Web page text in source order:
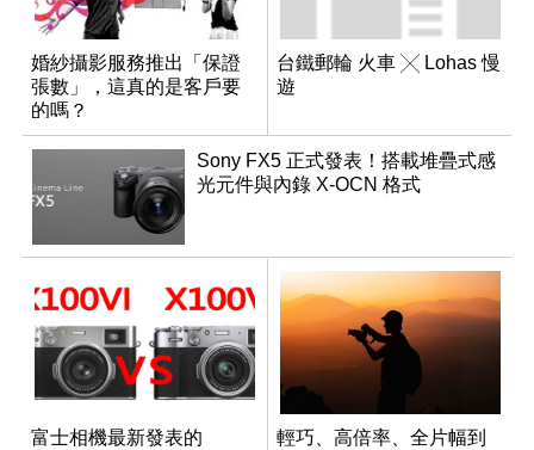
婚紗攝影服務推出「保證
張數」，這真的是客戶要
的嗎？
台鐵郵輪 火車 ╳ Lohas 慢
遊
Sony FX5 正式發表！搭載堆疊式感
光元件與內錄 X-OCN 格式
富士相機最新發表的
輕巧、高倍率、全片幅到